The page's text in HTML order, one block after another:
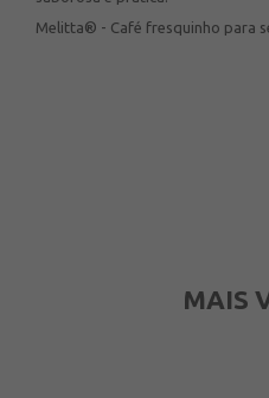
Melitta® - Café fresquinho para
MAIS